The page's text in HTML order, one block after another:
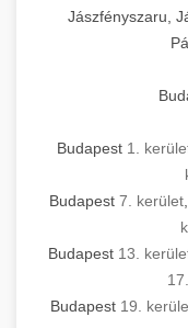
Jászfényszaru,
Budapest 1.
Budapest 7. kerület,
Budapest 13.
Budapest 19.